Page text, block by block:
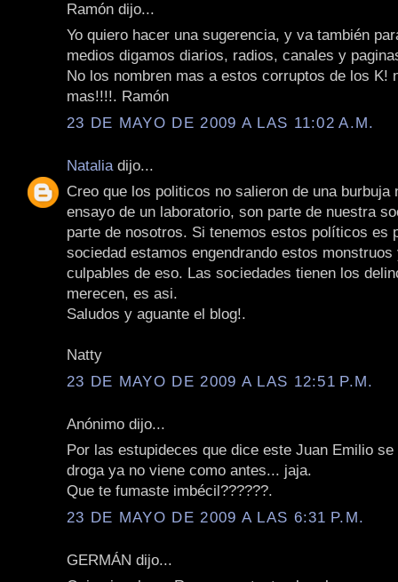
Ramón dijo...
Yo quiero hacer una sugerencia, y va también
medios digamos diarios, radios, canales y
No los nombren mas a estos corruptos de los K!
mas!!!!. Ramón
23 DE MAYO DE 2009 A LAS 11:02 A.M.
Natalia dijo...
Creo que los politicos no salieron de una burbuja
ensayo de un laboratorio, son parte de nuestra
parte de nosotros. Si tenemos estos políticos es
sociedad estamos engendrando estos
culpables de eso. Las sociedades tienen los
merecen, es asi.
Saludos y aguante el blog!.
Natty
23 DE MAYO DE 2009 A LAS 12:51 P.M.
Anónimo dijo...
Por las estupideces que dice este Juan Emilio se
droga ya no viene como antes... jaja.
Que te fumaste imbécil??????.
23 DE MAYO DE 2009 A LAS 6:31 P.M.
GERMÁN dijo...